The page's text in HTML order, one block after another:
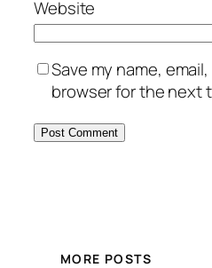
Website
Save my name,
browser for the next
MORE POSTS